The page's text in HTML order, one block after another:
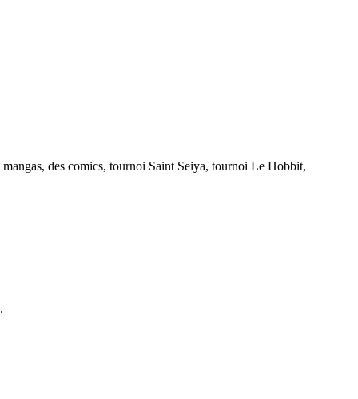
des comics, tournoi Saint Seiya, tournoi Le Hobbit,